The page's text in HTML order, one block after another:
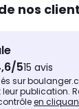
de
vos
visuel
au
nos
515 avis
sur
publication.
en